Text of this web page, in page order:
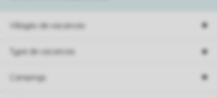
Villages de vacances
Type de vacances
Campings